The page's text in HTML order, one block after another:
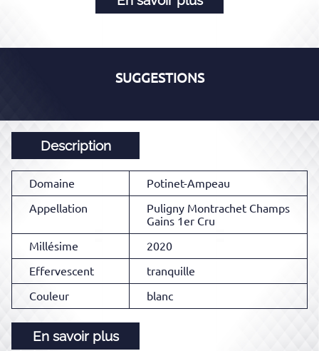
SUGGESTIONS
Description
Domaine
Potinet-Ampeau
Appellation
Puligny Montrachet Champs
Gains 1er Cru
Millésime
2020
Effervescent
tranquille
Couleur
blanc
En savoir plus